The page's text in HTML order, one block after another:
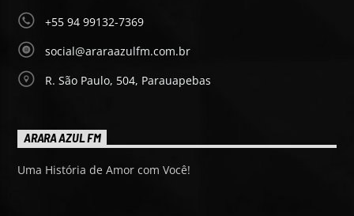
+55 94 99132-7369
social@araraazulfm.com.br
R. São Paulo, 504, Parauapebas
ARARA AZUL FM
Uma História de Amor com Você!